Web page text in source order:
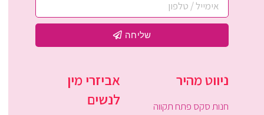
שליחה
ניווט מהיר
חנות סקס פתח תקווה
אביזרי מין
לנשים